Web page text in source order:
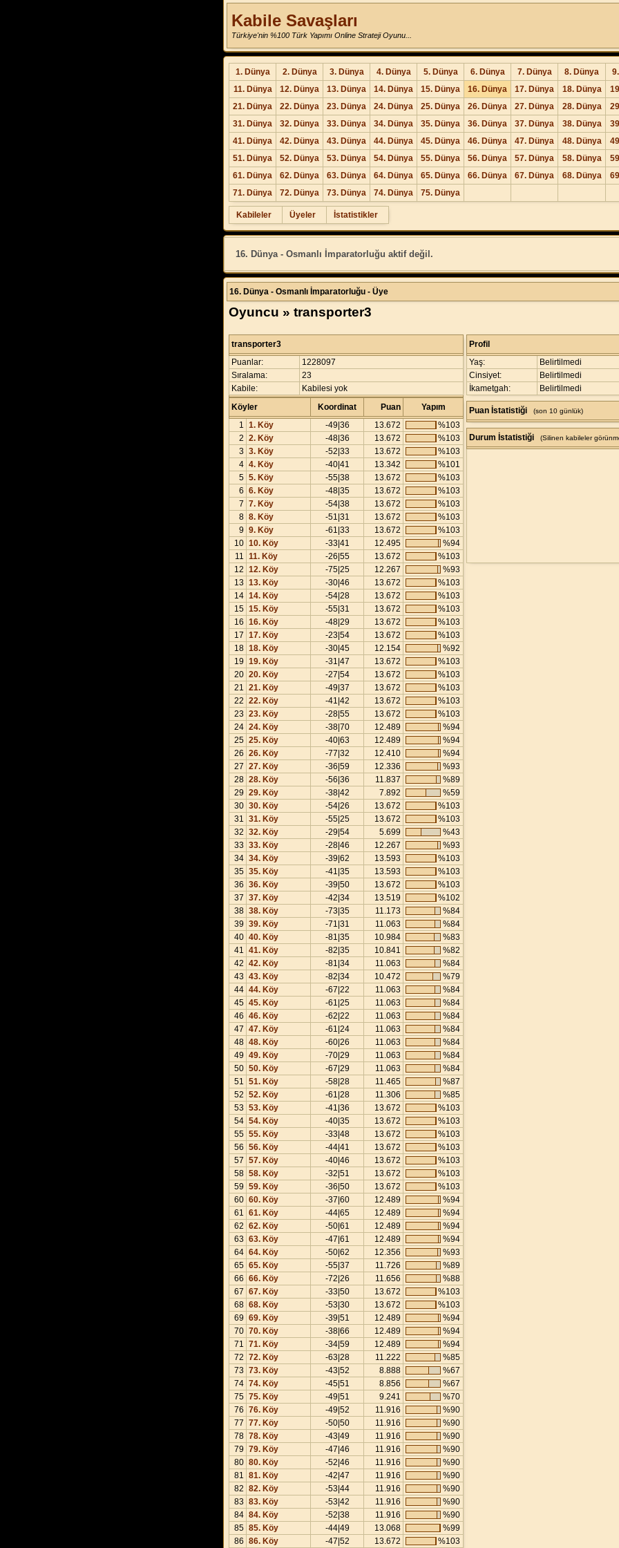
Kabile Savaşları
Türkiye'nin %100 Türk Yapımı Online Strateji Oyunu...
1. Dünya 2. Dünya 3. Dünya 4. Dünya 5. Dünya 6. Dünya 7. Dünya 8. Dünya
11. Dünya
12. Dünya 13. Dünya 14. Dünya 15. Dünya 16. Dünya 17. Dünya 18. Dünya
21. Dünya
22. Dünya 23. Dünya 24. Dünya 25. Dünya 26. Dünya 27. Dünya 28. Dünya
31. Dünya
32. Dünya 33. Dünya 34. Dünya 35. Dünya 36. Dünya 37. Dünya 38. Dünya
41. Dünya
42. Dünya 43. Dünya 44. Dünya 45. Dünya 46. Dünya 47. Dünya 48. Dünya
51. Dünya
52. Dünya 53. Dünya 54. Dünya 55. Dünya 56. Dünya 57. Dünya 58. Dünya
61. Dünya
62. Dünya 63. Dünya 64. Dünya 65. Dünya 66. Dünya 67. Dünya 68. Dünya
71. Dünya
72. Dünya 73. Dünya 74. Dünya 75. Dünya
Kabileler Üyeler İstatistikler
16. Dünya - Osmanlı İmparatorluğu aktif değil.
16. Dünya - Osmanlı İmparatorluğu - Üye
Oyuncu » transporter3
transporter3
Puanlar:
1228097
Sıralama:
23
Kabile:
Kabilesi yok
Köyler
Koordinat Puan
Yapım
1 1. Köy -49|36 13.672
%103
2 2. Köy -48|36 13.672
%103
3 3. Köy -52|33 13.672
%103
4 4. Köy -40|41 13.342
%101
5 5. Köy -55|38 13.672
%103
6 6. Köy -48|35 13.672
%103
7 7. Köy -54|38 13.672
%103
8 8. Köy -51|31 13.672
%103
9 9. Köy -61|33 13.672
%103
10 10. Köy -33|41 12.495
%94
11 11. Köy -26|55 13.672
%103
12 12. Köy -75|25 12.267
%93
13 13. Köy -30|46 13.672
%103
14 14. Köy -54|28 13.672
%103
15 15. Köy -55|31 13.672
%103
16 16. Köy -48|29 13.672
%103
17 17. Köy -23|54 13.672
%103
18 18. Köy -30|45 12.154
%92
19 19. Köy -31|47 13.672
%103
20 20. Köy -27|54 13.672
%103
21 21. Köy -49|37 13.672
%103
22 22. Köy -41|42 13.672
%103
23 23. Köy -28|55 13.672
%103
24 24. Köy -38|70 12.489
%94
25 25. Köy -40|63 12.489
%94
26 26. Köy -77|32 12.410
%94
27 27. Köy -36|59 12.336
%93
28 28. Köy -56|36 11.837
%89
29 29. Köy -38|42 7.892
%59
30 30. Köy -54|26 13.672
%103
31 31. Köy -55|25 13.672
%103
32 32. Köy -29|54 5.699
%43
33 33. Köy -28|46 12.267
%93
34 34. Köy -39|62 13.593
%103
35 35. Köy -41|35 13.593
%103
36 36. Köy -39|50 13.672
%103
37 37. Köy -42|34 13.519
%102
38 38. Köy -73|35 11.173
%84
39 39. Köy -71|31 11.063
%84
40 40. Köy -81|35 10.984
%83
41 41. Köy -82|35 10.841
%82
42 42. Köy -81|34 11.063
%84
43 43. Köy -82|34 10.472
%79
44 44. Köy -67|22 11.063
%84
45 45. Köy -61|25 11.063
%84
46 46. Köy -62|22 11.063
%84
47 47. Köy -61|24 11.063
%84
48 48. Köy -60|26 11.063
%84
49 49. Köy -70|29 11.063
%84
50 50. Köy -67|29 11.063
%84
51 51. Köy -58|28 11.465
%87
52 52. Köy -61|28 11.306
%85
53 53. Köy -41|36 13.672
%103
54 54. Köy -40|35 13.672
%103
55 55. Köy -33|48 13.672
%103
56 56. Köy -44|41 13.672
%103
57 57. Köy -40|46 13.672
%103
58 58. Köy -32|51 13.672
%103
59 59. Köy -36|50 13.672
%103
60 60. Köy -37|60 12.489
%94
61 61. Köy -44|65 12.489
%94
62 62. Köy -50|61 12.489
%94
63 63. Köy -47|61 12.489
%94
64 64. Köy -50|62 12.356
%93
65 65. Köy -55|37 11.726
%89
66 66. Köy -72|26 11.656
%88
67 67. Köy -33|50 13.672
%103
68 68. Köy -53|30 13.672
%103
69 69. Köy -39|51 12.489
%94
70 70. Köy -38|66 12.489
%94
71 71. Köy -34|59 12.489
%94
72 72. Köy -63|28 11.222
%85
73 73. Köy -43|52 8.888
%67
74 74. Köy -45|51 8.856
%67
75 75. Köy -49|51 9.241
%70
76 76. Köy -49|52 11.916
%90
77 77. Köy -50|50 11.916
%90
78 78. Köy -43|49 11.916
%90
79 79. Köy -47|46 11.916
%90
80 80. Köy -52|46 11.916
%90
81 81. Köy -42|47 11.916
%90
82 82. Köy -53|44 11.916
%90
83 83. Köy -53|42 11.916
%90
84 84. Köy -52|38 11.916
%90
85 85. Köy -44|49 13.068
%99
86 86. Köy -47|52 13.672 %103
Profil
Yaş:
Belirtilmedi
Cinsiyet:
Belirtilmedi
İkametgah:
Belirtilmedi
Puan İstatistiği (son 10 günlük)
Durum İstatistiği (Silinen kabileler